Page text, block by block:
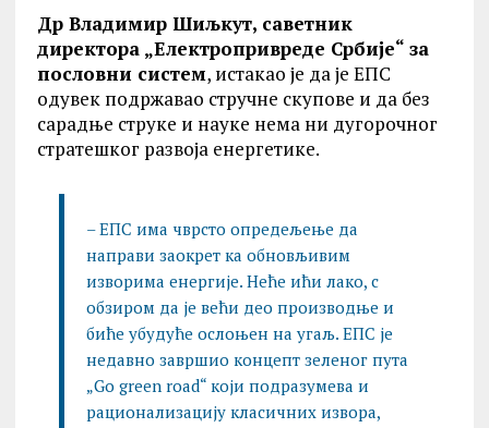
Др Владимир Шиљкут, саветник
директора „Електропривреде Србије“ за
пословни систем, истакао је да је ЕПС
одувек подржавао стручне скупове и да без
сарадње струке и науке нема ни дугорочног
стратешког развоја енергетике.
– ЕПС има чврсто опредељење да
направи заокрет ка обновљивим
изворима енергије. Неће ићи лако, с
обзиром да је већи део производње и
биће убудуће ослоњен на угаљ. ЕПС је
недавно завршио концепт зеленог пута
„Go green road“ који подразумева и
рационализацију класичних извора,